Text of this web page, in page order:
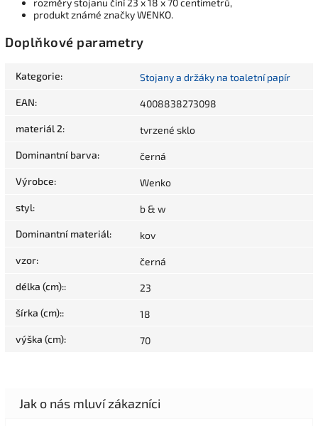
rozměry stojanu činí 23 x 18 x 70 centimetrů,
produkt známé značky WENKO.
Doplňkové parametry
Kategorie: Stojany a držáky na toaletní papír
EAN: 4008838273098
materiál 2: tvrzené sklo
Dominantní barva: černá
Výrobce: Wenko
styl: b & w
Dominantní materiál: kov
vzor: černá
délka (cm):: 23
šírka (cm):: 18
výška (cm): 70